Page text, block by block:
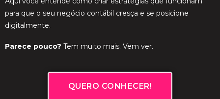
para que o seu negócio contábil cresça e se posicione
digitalmente.
Parece pouco? Tem muito mais. Vem ver.
QUERO CONHECER!